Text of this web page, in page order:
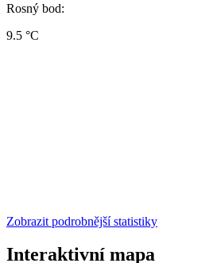
Rosný bod:
9.5 °C
Zobrazit podrobnější statistiky
Interaktivní mapa